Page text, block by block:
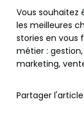
Vous souhaitez
les meilleures
stories en vous
métier :
marketing,
Partager l'article